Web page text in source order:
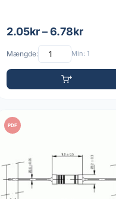
2.05kr – 6.78kr
Mængde: Min: 1
PDF